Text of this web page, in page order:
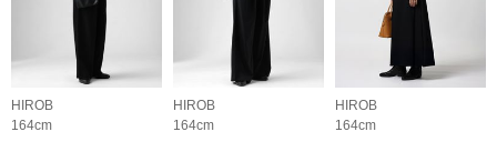
HIROB
164cm
HIROB
164cm
HIROB
164cm